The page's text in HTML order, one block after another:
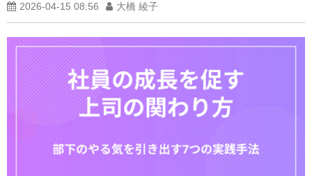
2026-04-15 08:56 大橋 綾子